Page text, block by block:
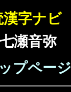
漢字ナビ
瀬音弥
プページ